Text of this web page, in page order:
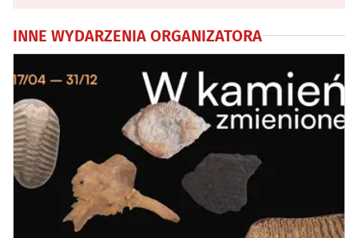
INNE WYDARZENIA ORGANIZATORA